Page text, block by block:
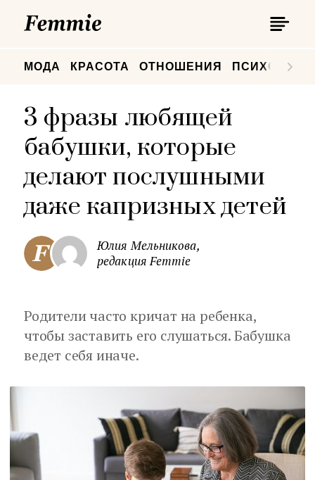
МОДА КРАСОТА ОТНОШЕНИЯ
3 фразы любящей
бабушки, которые
делают послушными
даже капризных детей
Юлия Мельникова,
редакция Femmie
Родители часто кричат на ребенка,
чтобы заставить его слушаться. Бабушка
ведет себя иначе.